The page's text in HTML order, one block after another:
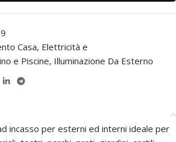
Casa, Elettricità e
e Piscine, Illuminazione Da Esterno
incasso per esterni ed interni ideale per